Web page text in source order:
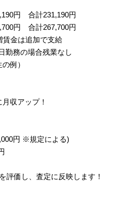
円 合計231,190円
円 合計267,700円
金は追加で支給
勤務の場合残業なし
例）
収アップ！
円 ※規定による)
価し、査定に反映します！